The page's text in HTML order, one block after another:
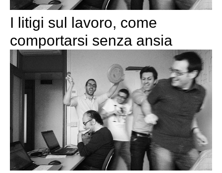
I litigi sul lavoro, come
comportarsi senza ansia